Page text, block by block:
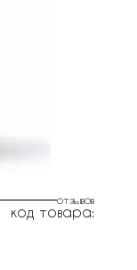
отзывов
код товара: